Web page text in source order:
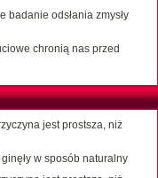
badanie odsłania zmysły
chronią nas przed
jest prostsza, niż
w sposób naturalny